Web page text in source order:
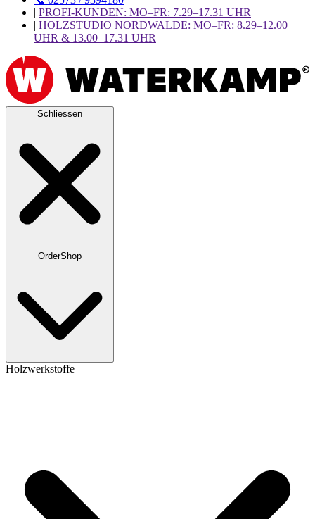
| PROFI-KUNDEN: MO–FR: 7.29–17.31 UHR
| HOLZSTUDIO NORDWALDE: MO–FR: 8.29–12.00
UHR & 13.00–17.31 UHR
Schliessen
OrderShop
Holzwerkstoffe